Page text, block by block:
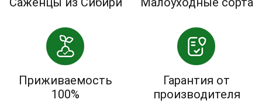
Приживаемость
100%
Гарантия от
производителя